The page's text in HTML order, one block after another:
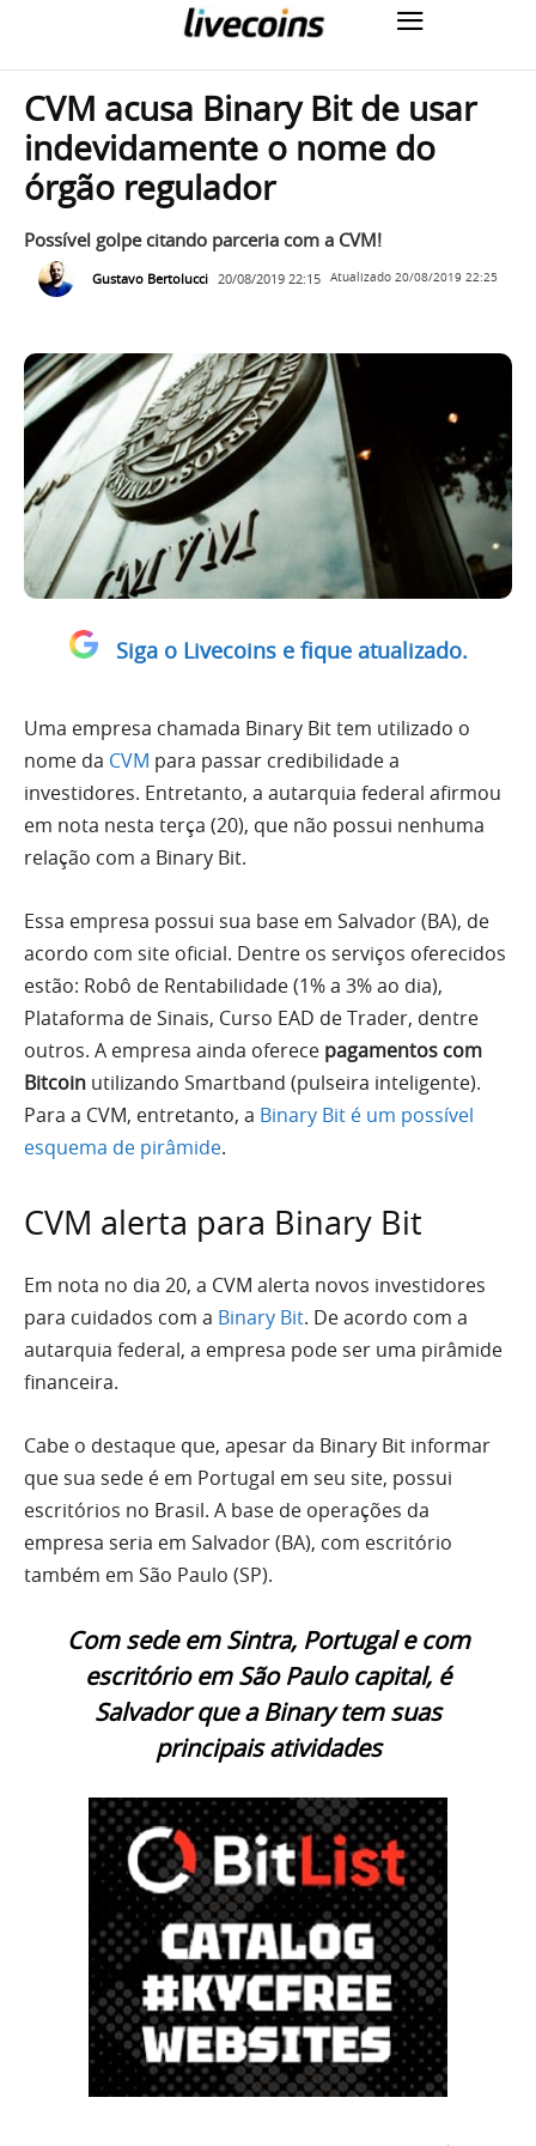
CVM acusa Binary Bit de usar
indevidamente o nome do
órgão regulador
Possível golpe citando parceria com a CVM!
Gustavo Bertolucci 20/08/2019 22:15 Atualizado 20/08/2019 22:25
Siga o Livecoins e fique atualizado.
Uma empresa chamada Binary Bit tem utilizado o
nome da CVM para passar credibilidade a
investidores. Entretanto, a autarquia federal afirmou
em nota nesta terça (20), que não possui nenhuma
relação com a Binary Bit.
Essa empresa possui sua base em Salvador (BA), de
acordo com site oficial. Dentre os serviços oferecidos
estão: Robô de Rentabilidade (1% a 3% ao dia),
Plataforma de Sinais, Curso EAD de Trader, dentre
outros. A empresa ainda oferece pagamentos com
Bitcoin utilizando Smartband (pulseira inteligente).
Para a CVM, entretanto, a Binary Bit é um possível
esquema de pirâmide.
CVM alerta para Binary Bit
Em nota no dia 20, a CVM alerta novos investidores
para cuidados com a Binary Bit. De acordo com a
autarquia federal, a empresa pode ser uma pirâmide
financeira.
Cabe o destaque que, apesar da Binary Bit informar
que sua sede é em Portugal em seu site, possui
escritórios no Brasil. A base de operações da
empresa seria em Salvador (BA), com escritório
também em São Paulo (SP).
Com sede em Sintra, Portugal e com
escritório em São Paulo capital, é
Salvador que a Binary tem suas
principais atividades